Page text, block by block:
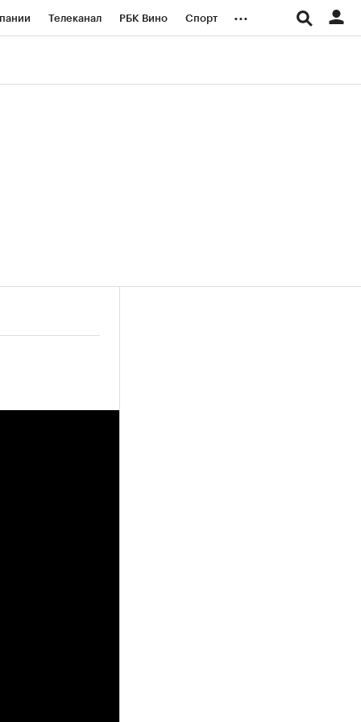
Телеканал РБК Вино Спорт ...